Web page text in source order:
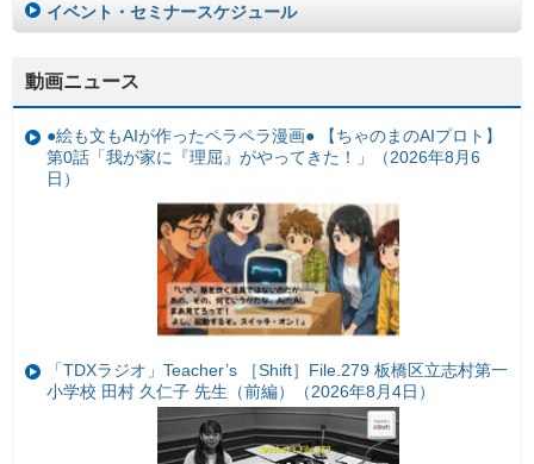
イベント・セミナースケジュール
動画ニュース
●絵も文もAIが作ったペラペラ漫画● 【ちゃのまのAIプロト】
第0話「我が家に『理屈』がやってきた！」（2026年8月6
日）
「TDXラジオ」Teacher’s ［Shift］File.279 板橋区立志村第一
小学校 田村 久仁子 先生（前編）（2026年8月4日）